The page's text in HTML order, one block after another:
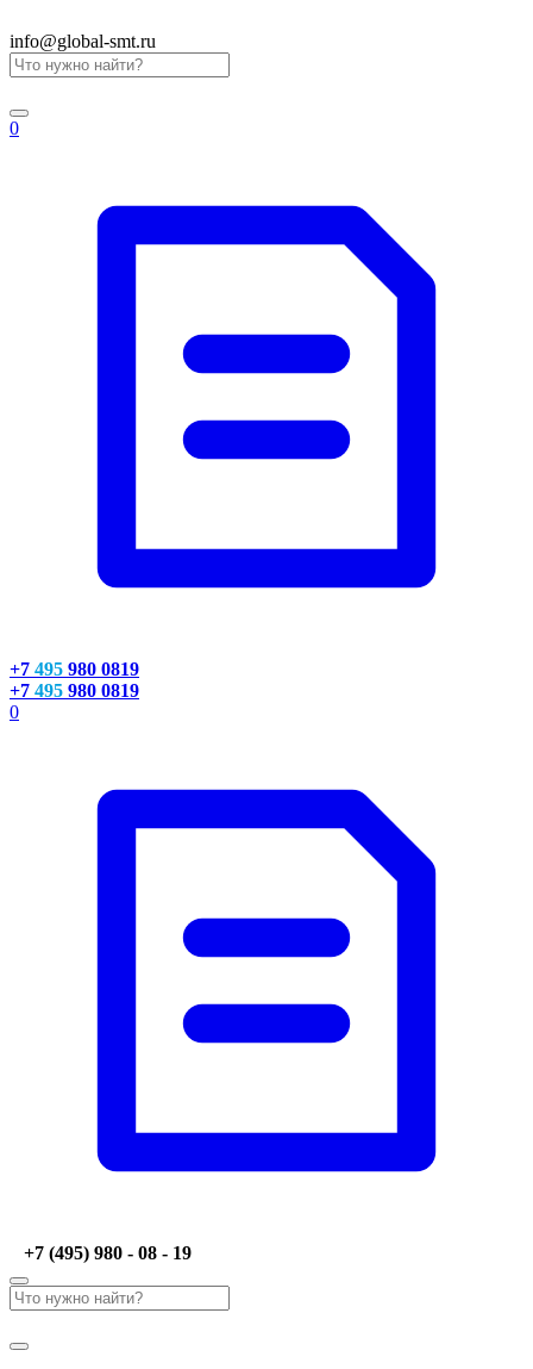
info@global-smt.ru
0
+7 495 980 0819
+7 495 980 0819
0
+7 (495) 980 - 08 - 19